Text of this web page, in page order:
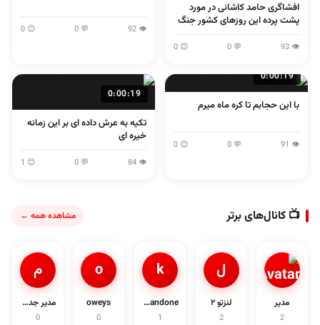
افشاگری حامد کاشانی در مورد
پشت پرده این روزهای کشور جنگ
👁 93
💬 0
😊 0
👁 92
💬 0
😊 0
0:00:19
با این حجابم تا کره ماه میرم
👁 91
💬 0
😊 0
0:00:19
تکیه به عرش داده ای بر این زمانه
خیره ای
👁 84
💬 0
😊 1
📺 کانال‌های برتر مشاهده همه ←
مدیر
2
ل
لنزتو ۲
2
k
khandone
1
o
oweys
0
م
مدیر جدی1د
0